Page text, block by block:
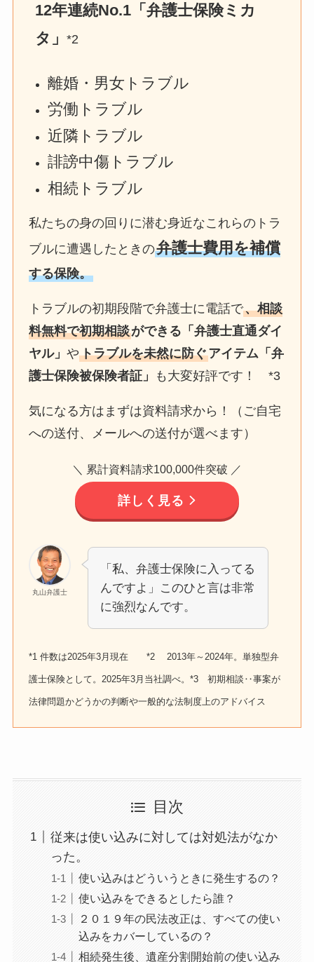
12年連続No.1「弁護士保険ミカ
タ」*2
離婚・男女トラブル
労働トラブル
近隣トラブル
誹謗中傷トラブル
相続トラブル
私たちの身の回りに潜む身近なこれらのトラ
ブルに遭遇したときの弁護士費用を補償
する保険。
トラブルの初期段階で弁護士に電話で、相談
料無料で初期相談ができる「弁護士直通ダイ
ヤル」やトラブルを未然に防ぐアイテム「弁
護士保険被保険者証」
も大変好評です！ *3
気になる方はまずは資料請求から！（ご自宅
への送付、メールへの送付が選べます）
＼ 累計資料請求100,000件突破 ／
詳しく見る
丸山弁護士
「私、弁護士保険に入ってる
んですよ」このひと言は非常
に強烈なんです。
*1 件数は2025年3月現在 *2 2013年～2024年。単独型弁
護士保険として。2025年3月当社調べ。*3 初期相談‥事案が
法律問題かどうかの判断や一般的な法制度上のアドバイス
目次
従来は使い込みに対しては対処法がなか
った。
使い込みはどういうときに発生するの？
使い込みをできるとしたら誰？
２０１９年の民法改正は、すべての使い
込みをカバーしているの？
相続発生後、遺産分割開始前の使い込み